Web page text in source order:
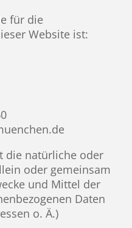
für die
Website ist:
die natürliche oder
oder gemeinsam
und Mittel der
Daten
o. Ä.)